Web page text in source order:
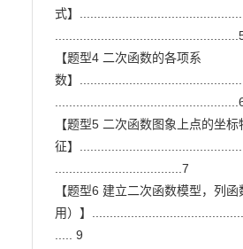
式】
【题型4 二次函数的各项系
数】
【题型5 二次函数图象上点的坐标
征】
....................................7
【题型6 建立二次函数模型，列
用）】
..... 9